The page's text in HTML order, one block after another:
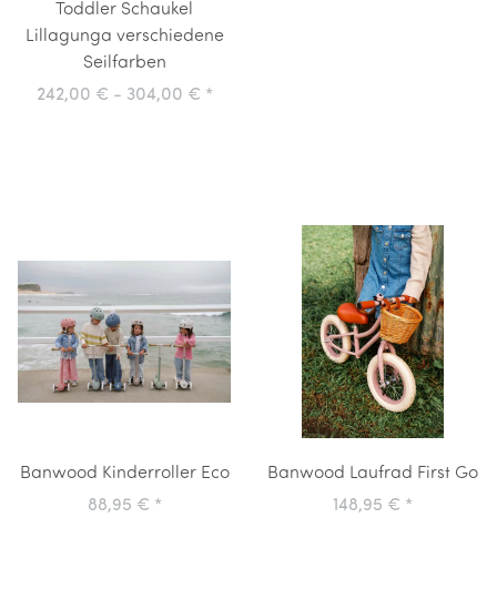
Toddler Schaukel
Lillagunga verschiedene
Seilfarben
242,00 € - 304,00 € *
Banwood Kinderroller Eco
88,95 € *
Banwood Laufrad First Go
148,95 € *